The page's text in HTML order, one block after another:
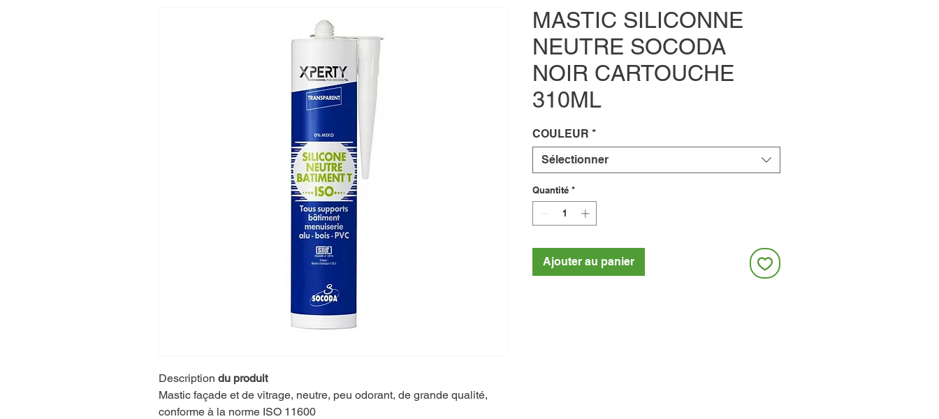
Description du produit
Mastic façade et de vitrage, neutre, peu odorant, de grande qualité,
conforme à la norme ISO 11600
MASTIC SILICONNE
NEUTRE SOCODA
NOIR CARTOUCHE
310ML
COULEUR *
Sélectionner
Quantité *
Ajouter au panier